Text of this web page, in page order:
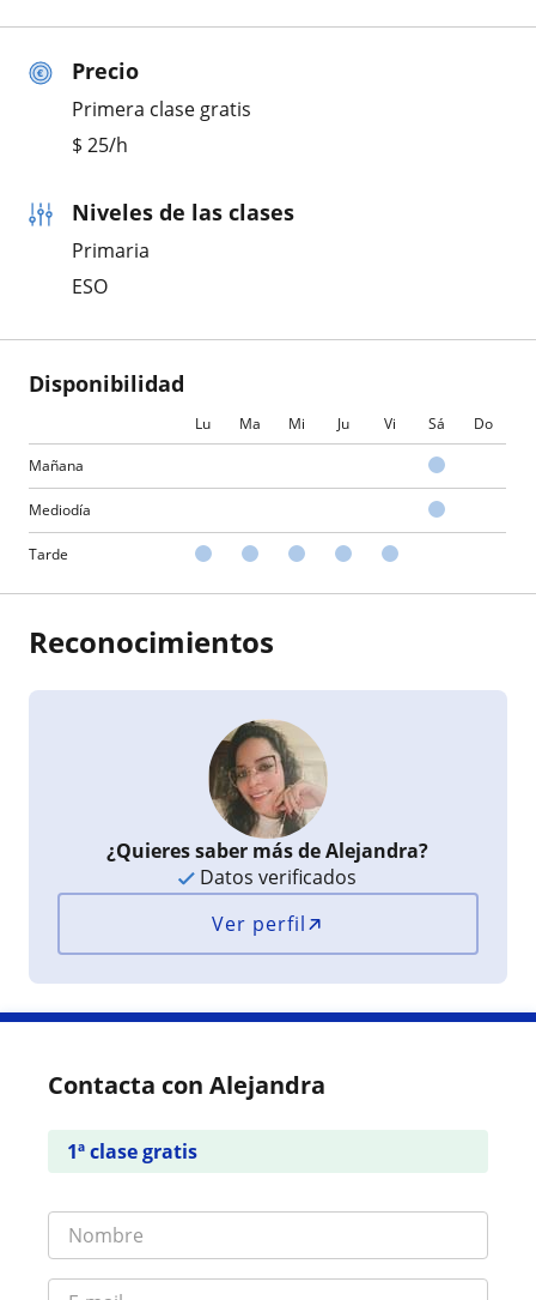
Precio
Primera clase gratis
$ 25/h
Niveles de las clases
Primaria
ESO
Disponibilidad
Lu Ma Mi Ju Vi Sá Do
Mañana
Mediodía
Tarde
Reconocimientos
¿Quieres saber más de Alejandra?
Datos verificados
Ver perfil
Contacta con Alejandra
1ª clase gratis